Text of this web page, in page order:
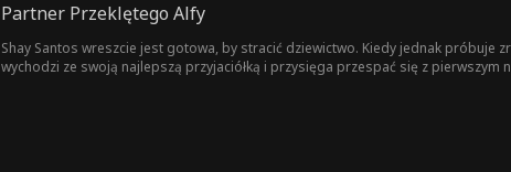
Partner Przeklętego Alfy
Shay Santos wreszcie jest gotowa, by stracić dziewictwo. Kiedy jednak próbuje
wychodzi ze swoją najlepszą przyjaciółką i przysięga przespać się z